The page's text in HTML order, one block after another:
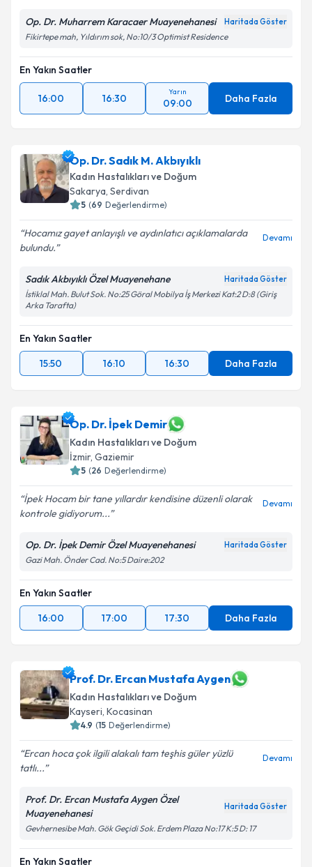
Op. Dr. Muharrem Karacaer Muayenehanesi Haritada Göster
Fikirtepe mah, Yıldırım sok, No:10/3 Optimist Residence
En Yakın Saatler
16:00 16:30
Yarın
09:00 Daha Fazla
Op. Dr. Sadık M. Akbıyıklı
Kadın Hastalıkları ve Doğum
Sakarya, Serdivan
5 (69 Değerlendirme)
Hocamız gayet anlayışlı ve aydınlatıcı açıklamalarda
bulundu.
Devamı
Sadık Akbıyıklı Özel Muayenehane Haritada Göster
İstiklal Mah. Bulut Sok. No:25 Göral Mobilya İş Merkezi Kat:2 D:8 (Giriş
Arka Tarafta)
En Yakın Saatler
15:50
16:10 16:30 Daha Fazla
Op. Dr. İpek Demir
Kadın Hastalıkları ve Doğum
İzmir, Gaziemir
5 (26 Değerlendirme)
İpek Hocam bir tane yıllardır kendisine düzenli olarak
kontrole gidiyorum...
Devamı
Op. Dr. İpek Demir Özel Muayenehanesi Haritada Göster
Gazi Mah. Önder Cad. No:5 Daire:202
En Yakın Saatler
16:00
17:00 17:30 Daha Fazla
Prof. Dr. Ercan Mustafa Aygen
Kadın Hastalıkları ve Doğum
Kayseri, Kocasinan
4.9 (15 Değerlendirme)
Ercan hoca çok ilgili alakalı tam teşhis güler yüzlü
tatlı...
Devamı
Prof. Dr. Ercan Mustafa Aygen Özel
Muayenehanesi
Haritada Göster
Gevhernesibe Mah. Gök Geçidi Sok. Erdem Plaza No:17 K:5 D: 17
En Yakın Saatler